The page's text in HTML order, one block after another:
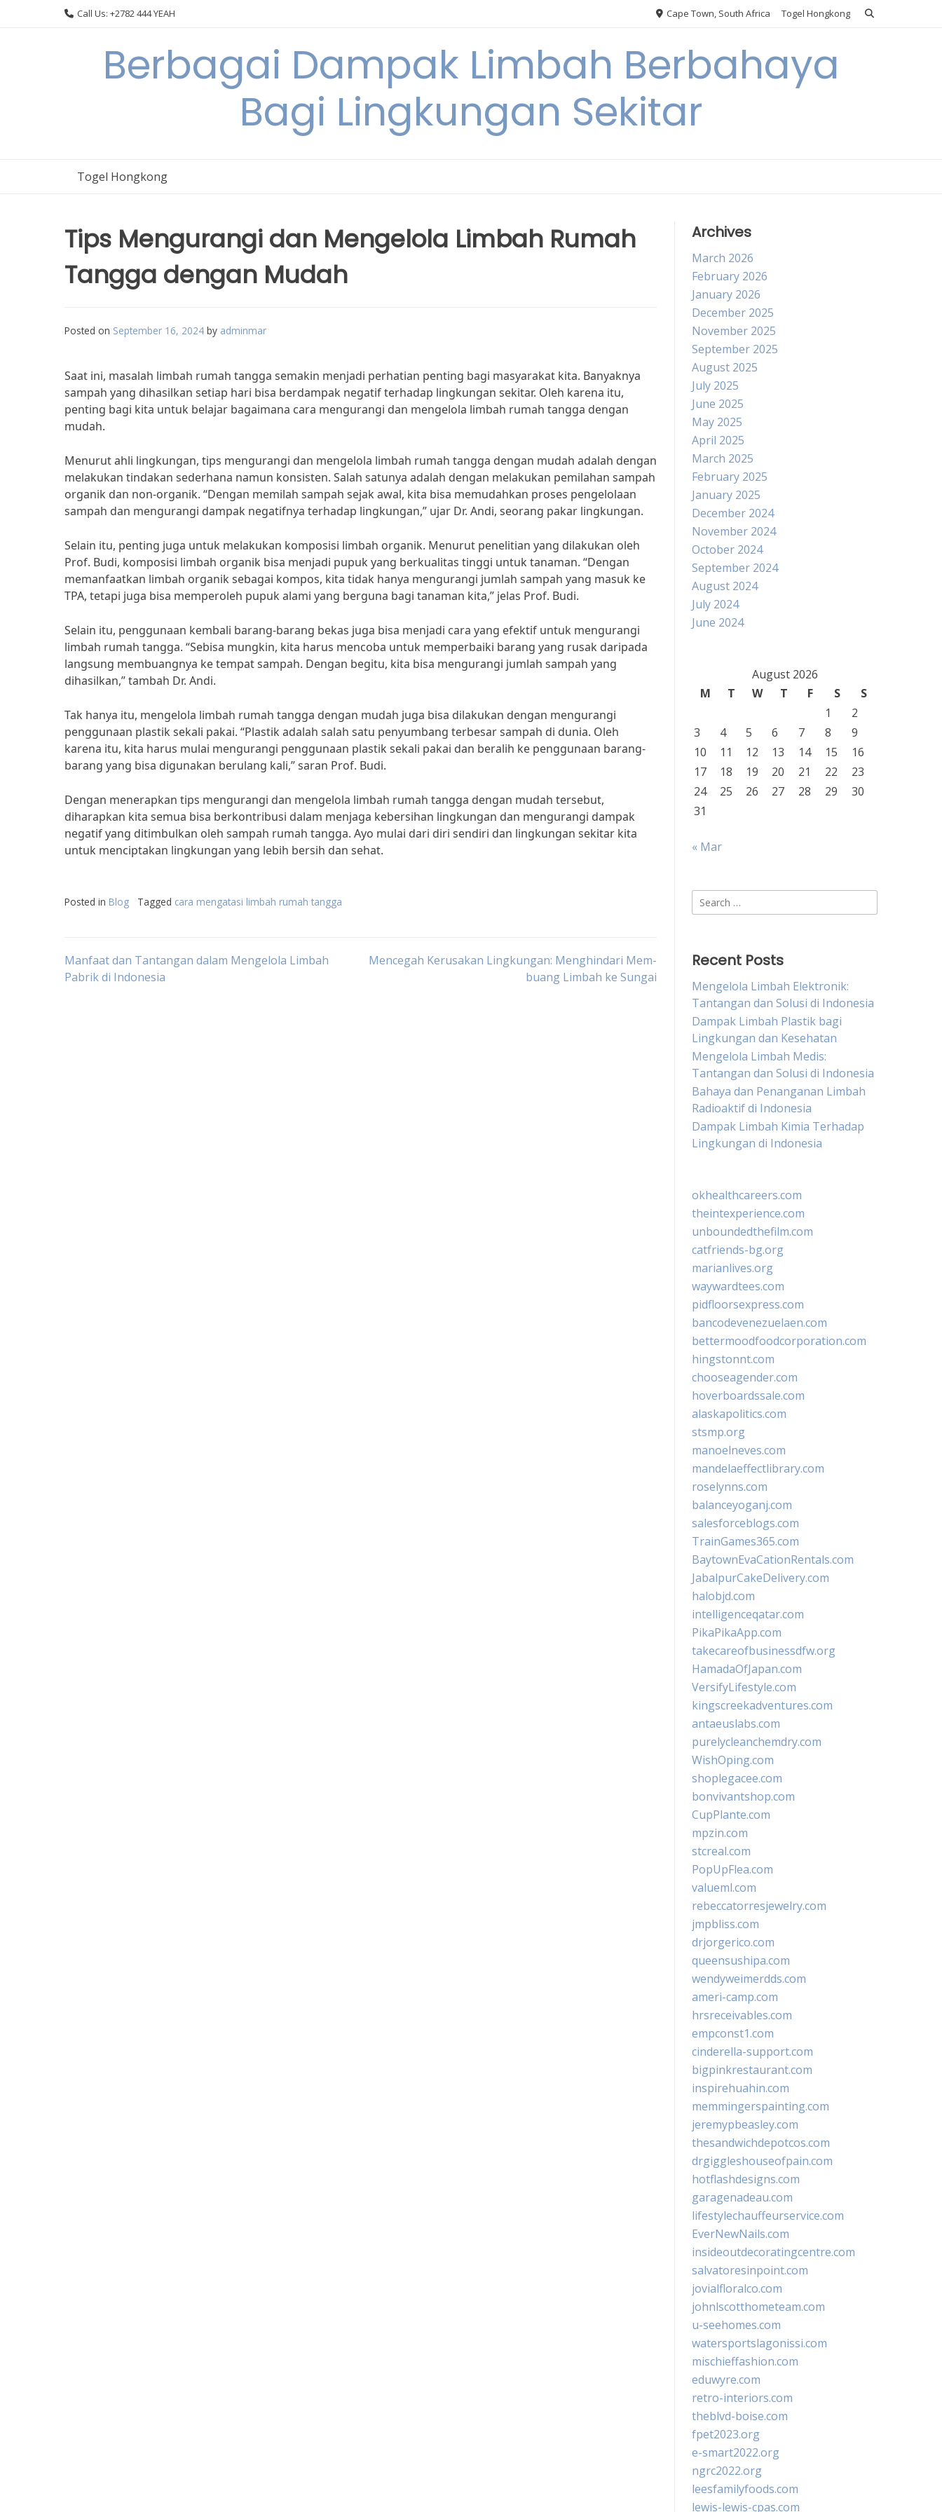
Call Us: +2782 444 YEAH Cape Town, South Africa Togel Hongkong
Berbagai Dampak Limbah Berbahaya
Bagi Lingkungan Sekitar
Togel Hongkong
Tips Mengurangi dan Mengelola Limbah Rumah
Tangga dengan Mudah
Posted on September 16, 2024 by adminmar
Saat ini, masalah limbah rumah tangga semakin menjadi perhatian penting bagi masyarakat kita. Banyaknya
sampah yang dihasilkan setiap hari bisa berdampak negatif terhadap lingkungan sekitar. Oleh karena itu,
penting bagi kita untuk belajar bagaimana cara mengurangi dan mengelola limbah rumah tangga dengan
mudah.
Menurut ahli lingkungan, tips mengurangi dan mengelola limbah rumah tangga dengan mudah adalah dengan
melakukan tindakan sederhana namun konsisten. Salah satunya adalah dengan melakukan pemilahan sampah
organik dan non-organik. “Dengan memilah sampah sejak awal, kita bisa memudahkan proses pengelolaan
sampah dan mengurangi dampak negatifnya terhadap lingkungan,” ujar Dr. Andi, seorang pakar lingkungan.
Selain itu, penting juga untuk melakukan komposisi limbah organik. Menurut penelitian yang dilakukan oleh
Prof. Budi, komposisi limbah organik bisa menjadi pupuk yang berkualitas tinggi untuk tanaman. “Dengan
memanfaatkan limbah organik sebagai kompos, kita tidak hanya mengurangi jumlah sampah yang masuk ke
TPA, tetapi juga bisa memperoleh pupuk alami yang berguna bagi tanaman kita,” jelas Prof. Budi.
Selain itu, penggunaan kembali barang-barang bekas juga bisa menjadi cara yang efektif untuk mengurangi
limbah rumah tangga. “Sebisa mungkin, kita harus mencoba untuk memperbaiki barang yang rusak daripada
langsung membuangnya ke tempat sampah. Dengan begitu, kita bisa mengurangi jumlah sampah yang
dihasilkan,” tambah Dr. Andi.
Tak hanya itu, mengelola limbah rumah tangga dengan mudah juga bisa dilakukan dengan mengurangi
penggunaan plastik sekali pakai. “Plastik adalah salah satu penyumbang terbesar sampah di dunia. Oleh
karena itu, kita harus mulai mengurangi penggunaan plastik sekali pakai dan beralih ke penggunaan barang-
barang yang bisa digunakan berulang kali,” saran Prof. Budi.
Dengan menerapkan tips mengurangi dan mengelola limbah rumah tangga dengan mudah tersebut,
diharapkan kita semua bisa berkontribusi dalam menjaga kebersihan lingkungan dan mengurangi dampak
negatif yang ditimbulkan oleh sampah rumah tangga. Ayo mulai dari diri sendiri dan lingkungan sekitar kita
untuk menciptakan lingkungan yang lebih bersih dan sehat.
Posted in Blog Tagged cara mengatasi limbah rumah tangga
Post
Manfaat dan Tantangan dalam Mengelola Limbah
Pabrik di Indonesia
Mencegah Kerusakan Lingkungan: Menghindari Mem-
buang Limbah ke Sungai
Archives
March 2026
February 2026
January 2026
December 2025
November 2025
September 2025
August 2025
July 2025
June 2025
May 2025
April 2025
March 2025
February 2025
January 2025
December 2024
November 2024
October 2024
September 2024
August 2024
July 2024
June 2024
August 2026
M
T W T F S
S
1
2
3
4 5 6 7 8
9
10
11 12 13 14 15
16
17
18 19 20 21 22
23
24
25 26 27 28 29
30
31
« Mar
Search
for:
Recent Posts
Mengelola Limbah Elektronik:
Tantangan dan Solusi di Indonesia
Dampak Limbah Plastik bagi
Lingkungan dan Kesehatan
Mengelola Limbah Medis:
Tantangan dan Solusi di Indonesia
Bahaya dan Penanganan Limbah
Radioaktif di Indonesia
Dampak Limbah Kimia Terhadap
Lingkungan di Indonesia
okhealthcareers.com
theintexperience.com
unboundedthefilm.com
catfriends-bg.org
marianlives.org
waywardtees.com
pidfloorsexpress.com
bancodevenezuelaen.com
bettermoodfoodcorporation.com
hingstonnt.com
chooseagender.com
hoverboardssale.com
alaskapolitics.com
stsmp.org
manoelneves.com
mandelaeffectlibrary.com
roselynns.com
balanceyoganj.com
salesforceblogs.com
TrainGames365.com
BaytownEvaCationRentals.com
JabalpurCakeDelivery.com
halobjd.com
intelligenceqatar.com
PikaPikaApp.com
takecareofbusinessdfw.org
HamadaOfJapan.com
VersifyLifestyle.com
kingscreekadventures.com
antaeuslabs.com
purelycleanchemdry.com
WishOping.com
shoplegacee.com
bonvivantshop.com
CupPlante.com
mpzin.com
stcreal.com
PopUpFlea.com
valueml.com
rebeccatorresjewelry.com
jmpbliss.com
drjorgerico.com
queensushipa.com
wendyweimerdds.com
ameri-camp.com
hrsreceivables.com
empconst1.com
cinderella-support.com
bigpinkrestaurant.com
inspirehuahin.com
memmingerspainting.com
jeremypbeasley.com
thesandwichdepotcos.com
drgiggleshouseofpain.com
hotflashdesigns.com
garagenadeau.com
lifestylechauffeurservice.com
EverNewNails.com
insideoutdecoratingcentre.com
salvatoresinpoint.com
jovialfloralco.com
johnlscotthometeam.com
u-seehomes.com
watersportslagonissi.com
mischieffashion.com
eduwyre.com
retro-interiors.com
theblvd-boise.com
fpet2023.org
e-smart2022.org
ngrc2022.org
leesfamilyfoods.com
lewis-lewis-cpas.com